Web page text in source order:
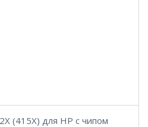
(415X) для HP с чипом